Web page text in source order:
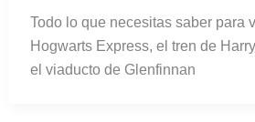
Todo lo que necesitas saber para
Hogwarts Express, el tren de
el viaducto de Glenfinnan